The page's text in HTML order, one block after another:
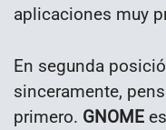
aplicaciones muy
En segunda
sinceramente,
primero. GNOME